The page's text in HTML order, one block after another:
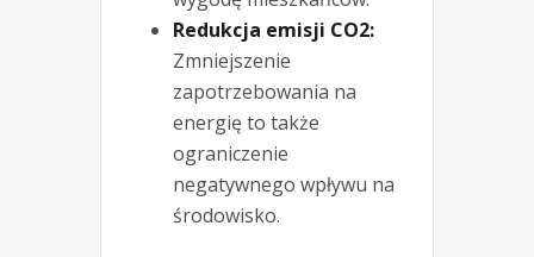
Redukcja emisji CO2:
Zmniejszenie
zapotrzebowania na
energię to także
ograniczenie
negatywnego wpływu na
środowisko.